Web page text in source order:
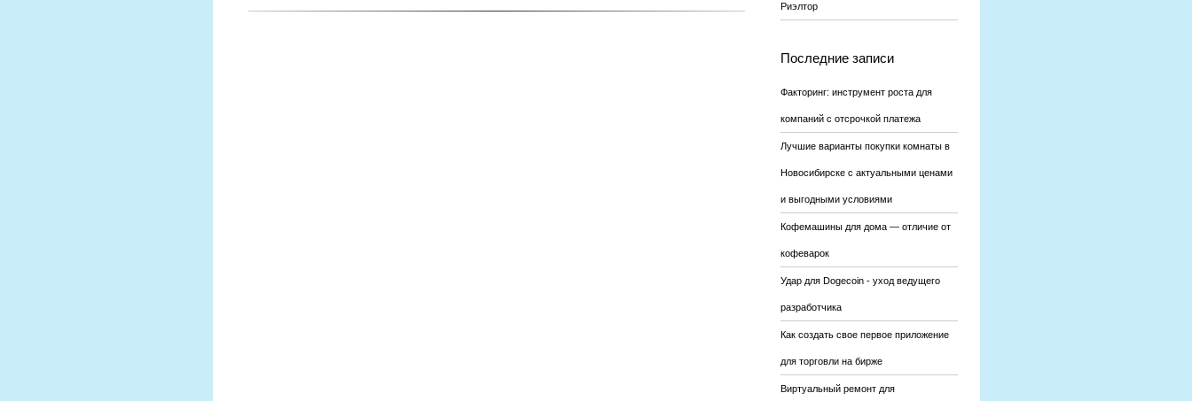
Риэлтор
Последние записи
Факторинг: инструмент роста для
компаний с отсрочкой платежа
Лучшие варианты покупки комнаты в
Новосибирске с актуальными ценами
и выгодными условиями
Кофемашины для дома — отличие от
кофеварок
Удар для Dogecoin - уход ведущего
разработчика
Как создать свое первое приложение
для торговли на бирже
Виртуальный ремонт для